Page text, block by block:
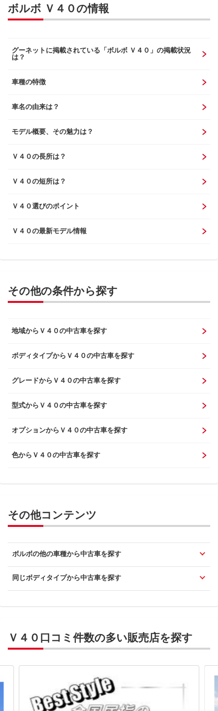
ボルボ Ｖ４０の情報
グーネットに掲載されている「ボルボ Ｖ４０」の掲載状況
は？
車種の特徴
車名の由来は？
モデル概要、その魅力は？
Ｖ４０の長所は？
Ｖ４０の短所は？
Ｖ４０選びのポイント
Ｖ４０の最新モデル情報
その他の条件から探す
地域からＶ４０の中古車を探す
ボディタイプからＶ４０の中古車を探す
グレードからＶ４０の中古車を探す
型式からＶ４０の中古車を探す
オプションからＶ４０の中古車を探す
色からＶ４０の中古車を探す
その他コンテンツ
ボルボの他の車種から中古車を探す
同じボディタイプから中古車を探す
Ｖ４０口コミ件数の多い販売店を探す